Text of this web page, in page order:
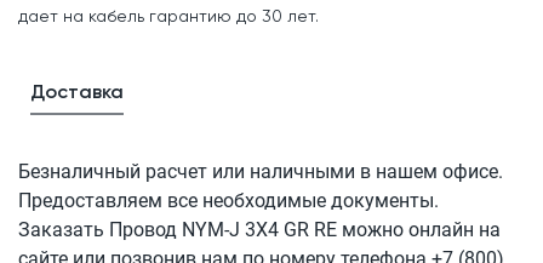
дает на кабель гарантию до 30 лет.
Доставка
Безналичный расчет или наличными в нашем офисе.
Предоставляем все необходимые документы.
Заказать Провод NYM-J 3X4 GR RE можно онлайн на
сайте или позвонив нам по номеру телефона +7 (800)